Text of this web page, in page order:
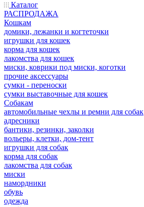
Каталог
РАСПРОДАЖА
Кошкам
домики, лежанки и когтеточки
игрушки для кошек
корма для кошек
лакомства для кошек
миски, коврики под миски, коготки
прочие аксессуары
сумки - переноски
сумки выставочные для кошек
Собакам
автомобильные чехлы и ремни для собак
адресники
бантики, резинки, заколки
вольеры, клетки, дом-тент
игрушки для собак
корма для собак
лакомства для собак
миски
намордники
обувь
одежда